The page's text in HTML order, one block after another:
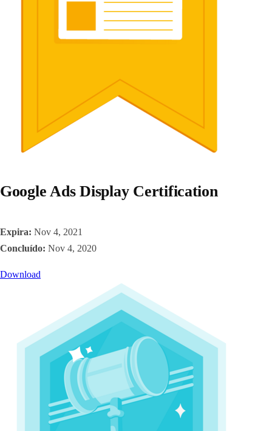
Google Ads Display Certification
Expira: Nov 4, 2021
Concluído: Nov 4, 2020
Download